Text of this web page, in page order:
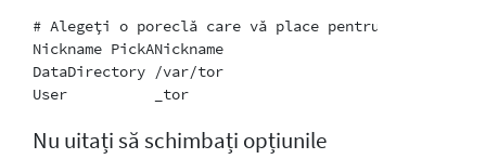
# Alegeți o poreclă care vă place pentru puntea
Nickname PickANickname
DataDirectory /var/tor
Nu uitați să schimbați opțiunile